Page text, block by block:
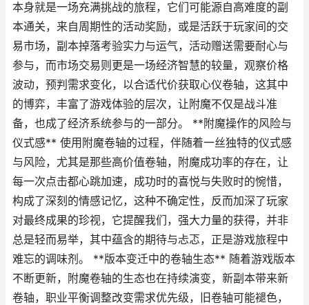
本身就是一场充满挑战的旅程，它们可能源自高难度的副
本通关，来自周期性的活动奖励，或是活跃于玩家间的交
易市场，副本掉落考验实力与运气，活动赠送需要耐心与
参与，而市场交易则更是一场经济智慧的较量，观察价格
波动，预判需求变化，以合适代价获取心仪卷轴，这其中
的博弈，丰富了游戏体验的层次，让附魔不仅是战斗准
备，也成了经济系统参与的一部分。 **附魔操作的风险与
仪式感** 使用附魔卷轴的过程，伴随着一丝独特的仪式感
与风险，尤其是那些高价值卷轴，附魔成功率的存在，让
每一次点击都心跳加速，成功时的喜悦与失败时的惋惜，
构成了深刻的情感记忆，这种不确定性，反而加深了玩家
对最终成果的珍视，它提醒我们，强大力量的获得，并非
总是轻而易举，其中蕴含的期待与忐忑，正是游戏旅程中
难忘的调味剂。 **版本变迁中的卷轴生态** 随着游戏版本
不断更新，附魔卷轴的生态也在持续演变，新副本带来新
卷轴，职业平衡调整改变需求优先级，旧卷轴可能褪色，